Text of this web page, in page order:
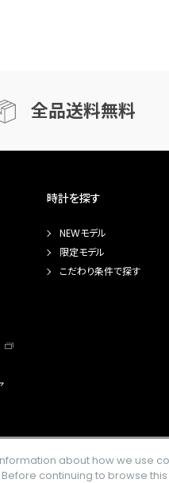
全品送料無料
時計を探す
NEWモデル
限定モデル
こだわり条件で探す
about how we use
Before continuing to browse